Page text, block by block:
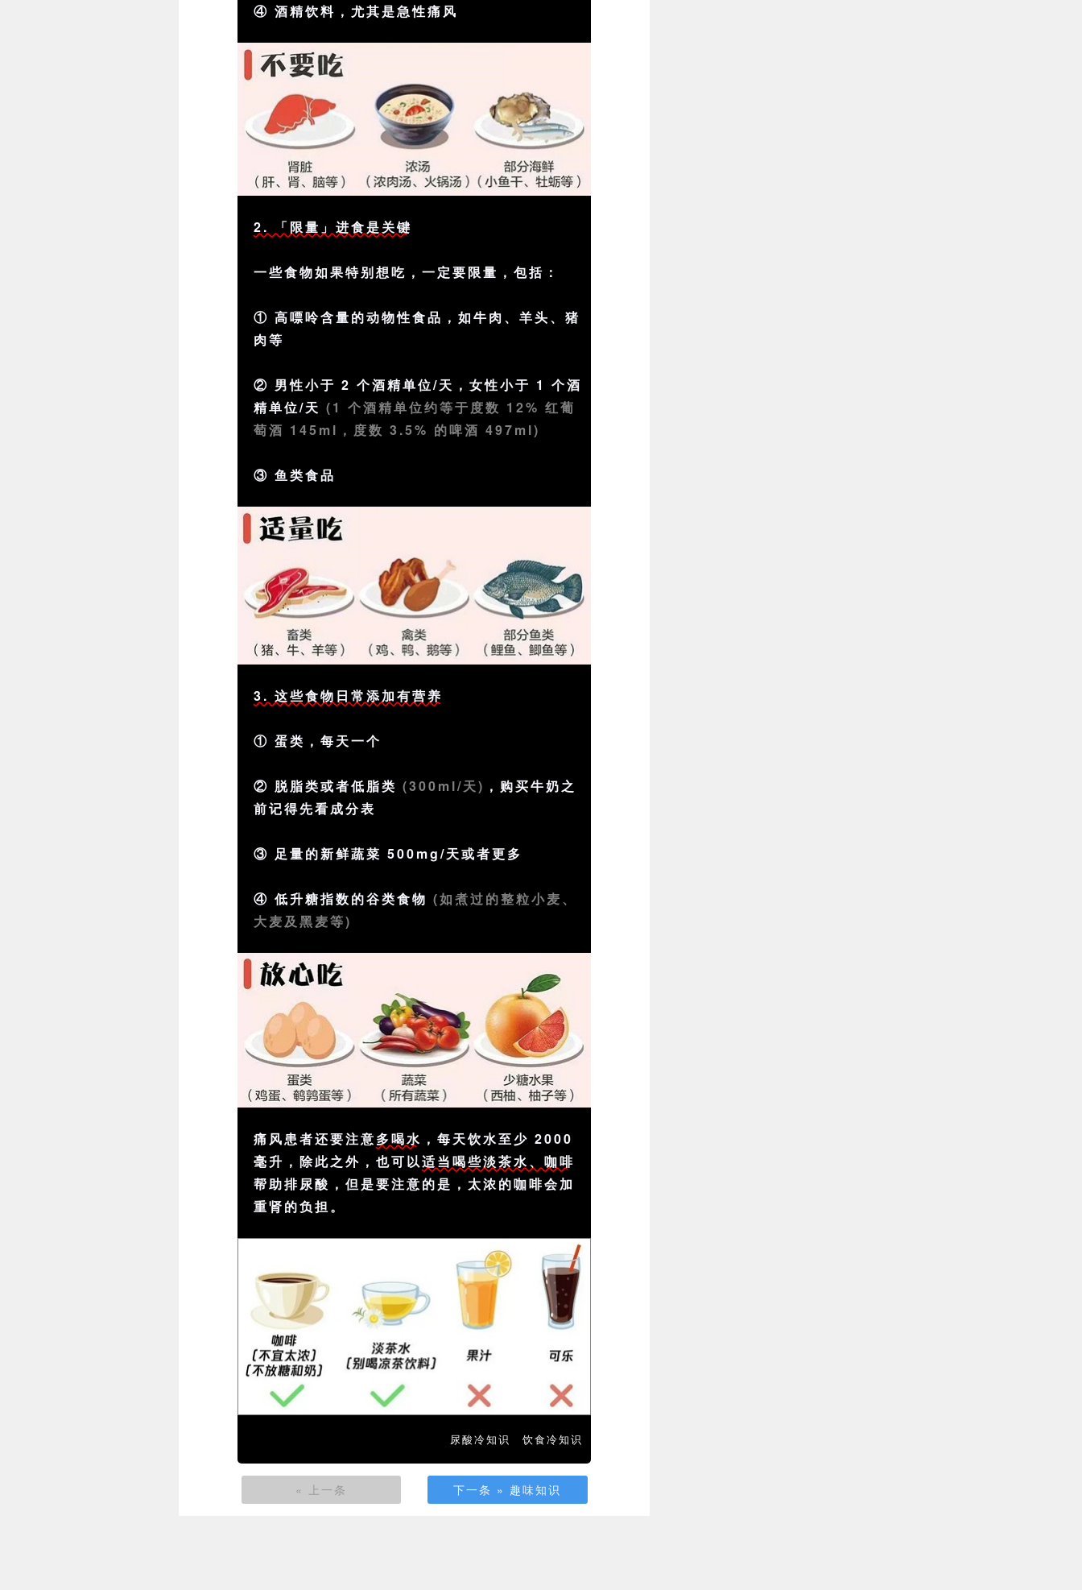
④ 酒精饮料，尤其是急性痛风
2. 「限量」进食是关键
一些食物如果特别想吃，一定要限量，包括：
① 高嘌呤含量的动物性食品，如牛肉、羊头、猪
肉等
② 男性小于 2 个酒精单位/天，女性小于 1 个酒
精单位/天(1 个酒精单位约等于度数 12% 红葡
萄酒 145ml，度数 3.5% 的啤酒 497ml)
③ 鱼类食品
3. 这些食物日常添加有营养
① 蛋类，每天一个
② 脱脂类或者低脂类(300ml/天) ，购买牛奶之
前记得先看成分表
③ 足量的新鲜蔬菜 500mg/天或者更多
④ 低升糖指数的谷类食物(如煮过的整粒小麦、
大麦及黑麦等)
痛风患者还要注意多喝水 ，每天饮水至少 2000
毫升，除此之外，也可以适当喝些淡茶水、咖啡
帮助排尿酸，但是要注意的是，太浓的咖啡会加
重肾的负担。
尿酸冷知识 饮食冷知识
« 上一条 下一条 » 趣味知识